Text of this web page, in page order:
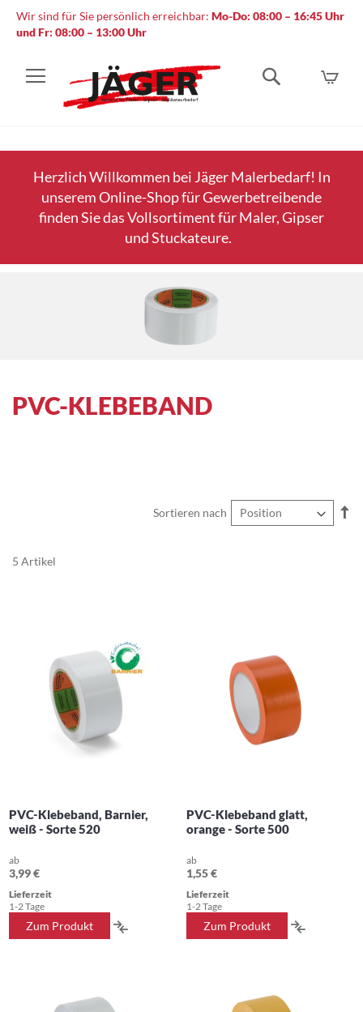
Wir sind für Sie persönlich erreichbar: Mo-Do: 08:00 – 16:45 Uhr
und Fr: 08:00 – 13:00 Uhr
Herzlich Willkommen bei Jäger Malerbedarf! In
unserem Online-Shop für Gewerbetreibende
finden Sie das Vollsortiment für Maler, Gipser
und Stuckateure.
PVC-KLEBEBAND
5 Artikel
Sortieren nach
PVC-Klebeband, Barnier,
weiß - Sorte 520
ab
3,99 €
Lieferzeit
1-2 Tage
Zum Produkt
PVC-Klebeband glatt,
orange - Sorte 500
ab
1,55 €
Lieferzeit
1-2 Tage
Zum Produkt